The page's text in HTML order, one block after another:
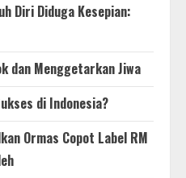
Diri Diduga Kesepian:
dan Menggetarkan Jiwa
di Indonesia?
Ormas Copot Label RM